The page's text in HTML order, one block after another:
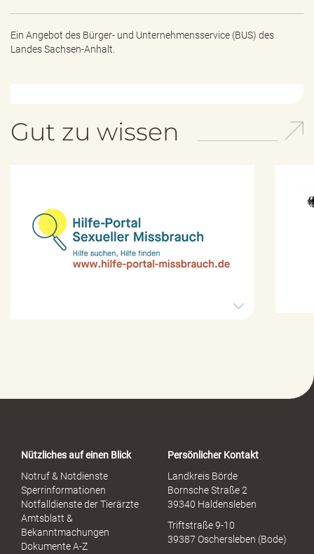
Ein Angebot des Bürger- und Unternehmensservice (BUS) des
Landes Sachsen-Anhalt.
Gut zu wissen
o
x
Nützliches auf einen Blick
Notruf & Notdienste
Sperrinformationen
Notfalldienste der Tierärzte
Amtsblatt &
Bekanntmachungen
Dokumente A-Z
Persönlicher Kontakt
Landkreis Börde
Bornsche Straße 2
39340 Haldensleben
Triftstraße 9-10
39387 Oschersleben (Bode)